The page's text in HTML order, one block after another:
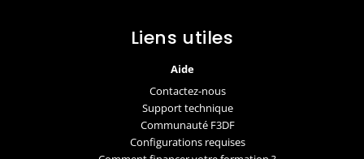
Liens utiles
Aide
Contactez-nous
Support technique
Communauté F3DF
Configurations requises